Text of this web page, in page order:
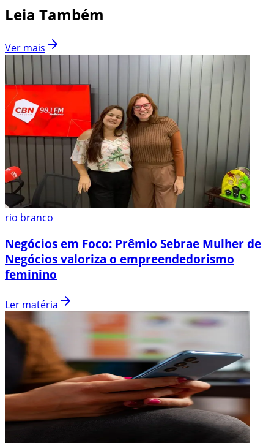
Leia Também
Ver mais
rio branco
Negócios em Foco: Prêmio Sebrae Mulher de
Negócios valoriza o empreendedorismo
feminino
Ler matéria